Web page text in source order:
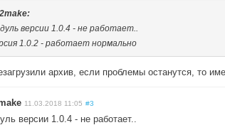
версии 1.0.4 - не работает..
1.0.2 - работает нормально
архив, если проблемы останутся, то
11.03.2018 11:05 #3
версии 1.0.4 - не работает..